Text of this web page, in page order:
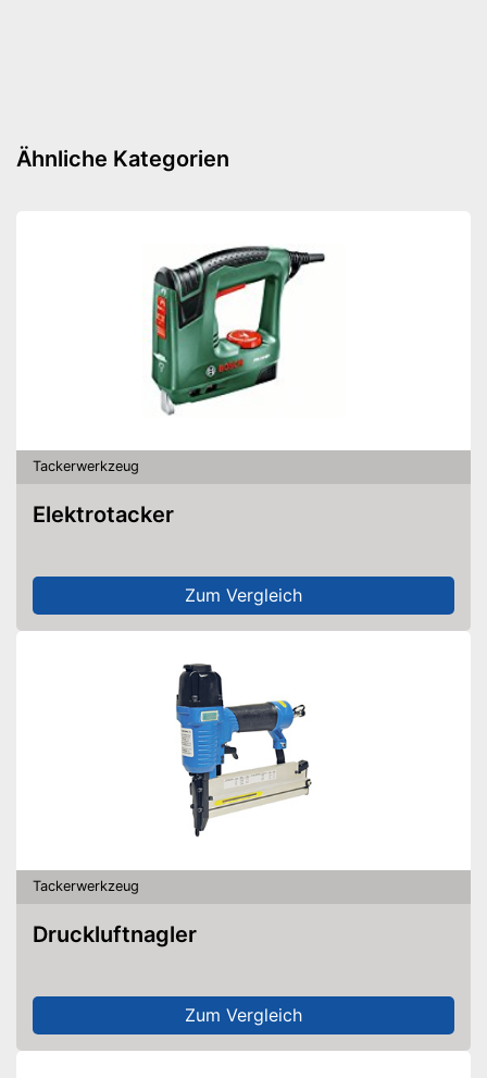
Ähnliche Kategorien
Tackerwerkzeug
Elektrotacker
Zum Vergleich
Tackerwerkzeug
Druckluftnagler
Zum Vergleich